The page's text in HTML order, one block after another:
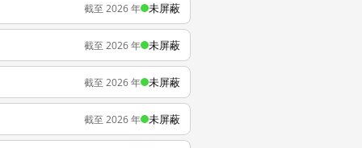
截至 2026 年 未屏蔽
截至 2026 年 未屏蔽
截至 2026 年 未屏蔽
截至 2026 年 未屏蔽